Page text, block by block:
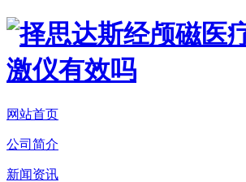
网站首页
公司简介
新闻资讯